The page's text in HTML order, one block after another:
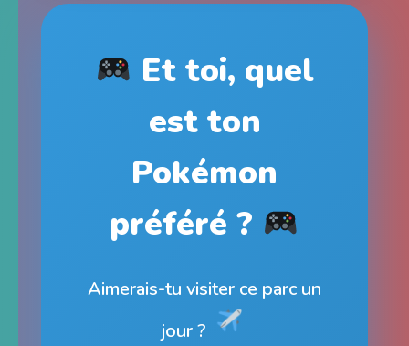
Et toi, quel
est ton
Pokémon
préféré ?
Aimerais-tu visiter ce parc un
jour ?